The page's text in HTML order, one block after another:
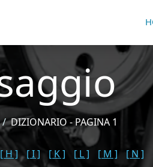
DIZIONARIO - PAGINA 1
[ H ] [ I ] [ K ] [ L ] [ M ] [ N ]